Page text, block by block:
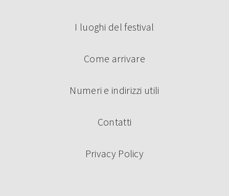
I luoghi del festival
Come arrivare
Numeri e indirizzi utili
Contatti
Privacy Policy